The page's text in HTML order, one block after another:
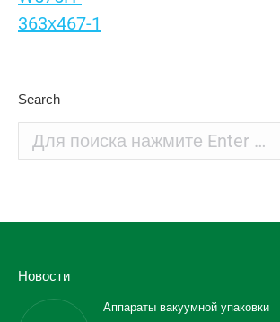
Search
Новости
Аппараты вакуумной упаковки